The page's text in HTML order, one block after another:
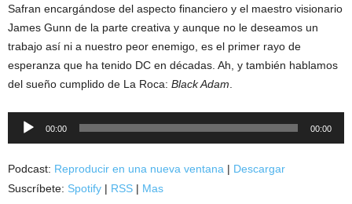
Safran encargándose del aspecto financiero y el maestro visionario
James Gunn de la parte creativa y aunque no le deseamos un
trabajo así ni a nuestro peor enemigo, es el primer rayo de
esperanza que ha tenido DC en décadas. Ah, y también hablamos
del sueño cumplido de La Roca: Black Adam
Reproductor
00:00 00:00
Podcast: Reproducir en una nueva ventana | Descargar
Suscríbete: Spotify | RSS | Mas